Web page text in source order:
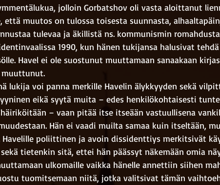
jolloin Gorbatshov oli vasta aloittanut
että muutos on tulossa toisesta suunnasta,
tulevaa ja äkillistä ns. kommunismin
1990, kun hänen tukijansa halusivat
Havel ei ole suostunut muuttamaan sanaakaan
muuttunut.
lukija voi panna merkille Havelin älykkyyden sekä
eikä syytä muita – edes henkilökohtaisesti
– vaan pitää itse itseään vastuullisena
Hän ei vaadi muilta samaa kuin itseltään,
poliittinen ja avoin dissidenttiys merkitsivät
tietenkin sitä, ettei hän päässyt näkemään omia
ulkomaille vaikka hänelle annettiin siihen
tuomitsemaan niitä, jotka valitsivat tämän